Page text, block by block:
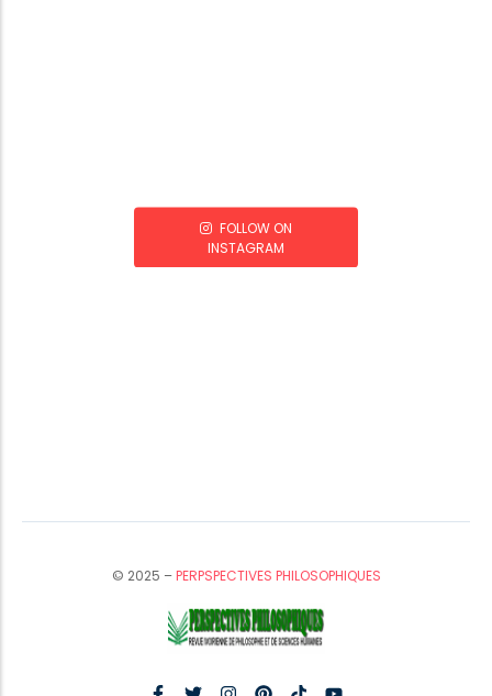
FOLLOW ON
INSTAGRAM
© 2025 –PERPSPECTIVES PHILOSOPHIQUES